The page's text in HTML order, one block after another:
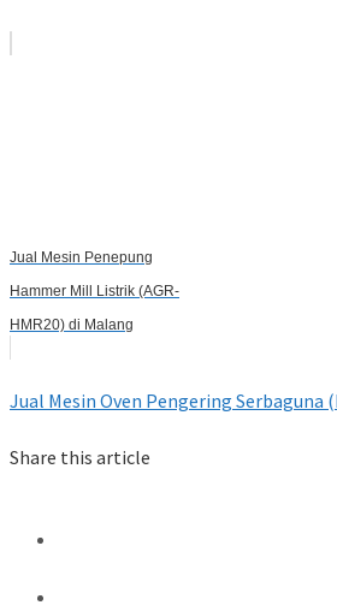
Jual Mesin Penepung
Hammer Mill Listrik (AGR-
HMR20) di Malang
Jual Mesin Oven Pengering Serbaguna
Share this article